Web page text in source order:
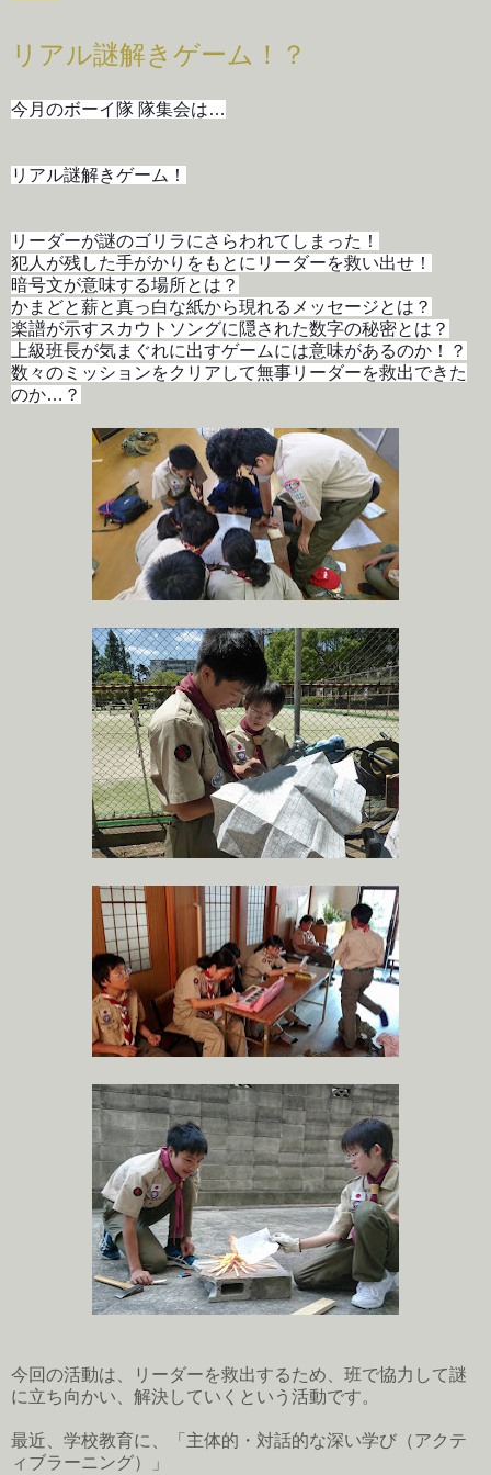
リアル謎解きゲーム！？
今月のボーイ隊 隊集会は…
リアル謎解きゲーム！
リーダーが謎のゴリラにさらわれてしまった！
犯人が残した手がかりをもとにリーダーを救い出せ！
暗号文が意味する場所とは？
かまどと薪と真っ白な紙から現れるメッセージとは？
楽譜が示すスカウトソングに隠された数字の秘密とは？
上級班長が気まぐれに出すゲームには意味があるのか！？
数々のミッションをクリアして無事リーダーを救出できた
のか…？
今回の活動は、
リーダーを救出するため、班で協力して謎
に立ち向かい、解決していくという活動です。
最近、学校教育に、
「主体的・対話的な深い学び（アクテ
ィブラーニング）」